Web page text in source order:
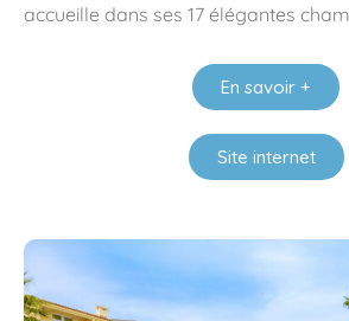
accueille dans ses 17 élégantes
En savoir +
Site internet